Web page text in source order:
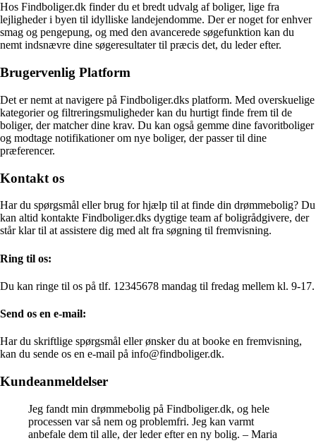
Hos Findboliger.dk finder du et bredt udvalg af boliger, lige fra
lejligheder i byen til idylliske landejendomme. Der er noget for enhver
smag og pengepung, og med den avancerede søgefunktion kan du
nemt indsnævre dine søgeresultater til præcis det, du leder efter.
Brugervenlig Platform
Det er nemt at navigere på Findboliger.dks platform. Med overskuelige
kategorier og filtreringsmuligheder kan du hurtigt finde frem til de
boliger, der matcher dine krav. Du kan også gemme dine favoritboliger
og modtage notifikationer om nye boliger, der passer til dine
præferencer.
Kontakt os
Har du spørgsmål eller brug for hjælp til at finde din drømmebolig? Du
kan altid kontakte Findboliger.dks dygtige team af boligrådgivere, der
står klar til at assistere dig med alt fra søgning til fremvisning.
Ring til os:
Du kan ringe til os på tlf. 12345678 mandag til fredag mellem kl. 9-17.
Send os en e-mail:
Har du skriftlige spørgsmål eller ønsker du at booke en fremvisning,
kan du sende os en e-mail på info@findboliger.dk.
Kundeanmeldelser
Jeg fandt min drømmebolig på Findboliger.dk, og hele
processen var så nem og problemfri. Jeg kan varmt
anbefale dem til alle, der leder efter en ny bolig. – Maria